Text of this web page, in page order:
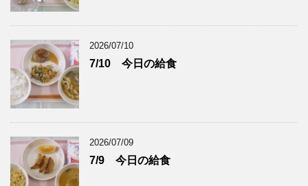
2026/07/10
7/10 今日の給食
2026/07/09
7/9 今日の給食